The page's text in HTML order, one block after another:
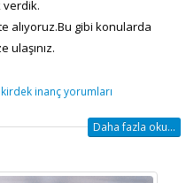
verdik.
alıyoruz.Bu gibi konularda
ulaşınız.
inanç yorumları
Daha fazla oku...